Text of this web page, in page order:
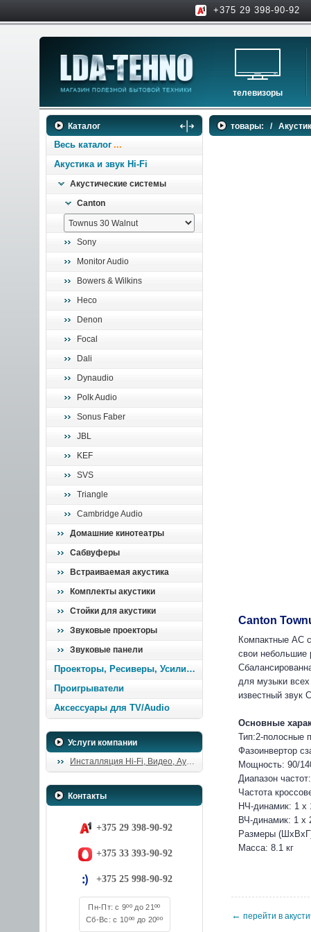
+375 29 398-90-92
телевизоры
телевизоры
аксессуары для тв
Каталог
Весь каталог
Акустика и звук Hi-Fi
Акустические системы
Canton
Sony
Monitor Audio
Bowers & Wilkins
Heco
Denon
Focal
Dali
Dynaudio
Polk Audio
Sonus Faber
JBL
KEF
SVS
Triangle
Cambridge Audio
Домашние кинотеатры
Сабвуферы
Встраиваемая акустика
Комплекты акустики
Стойки для акустики
Звуковые проекторы
Звуковые панели
Проекторы, Ресиверы, Усилители
Проигрыватели
Аксессуары для TV/Audio
Услуги компании
Инсталляция Hi-Fi, Видео, Аудио
Контакты
+375 29 398-90-92
+375 33 393-90-92
+375 25 998-90-92
Пн-Пт: с 9ºº до 21ºº
Сб-Вс: с 10ºº до 20ºº
товары: /
Canton
Компактные АС
свои небольшие
для музыки
известный звук
Основные
Тип:2-полосные
Фазоинвертор
Мощность: 90/
Диапазон
Частота
НЧ-динамик: 1 x
ВЧ-динамик: 1 x
Размеры
Масса: 8.1 кг
← перейти в